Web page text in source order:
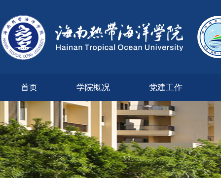
首页 学院概况 党建工作